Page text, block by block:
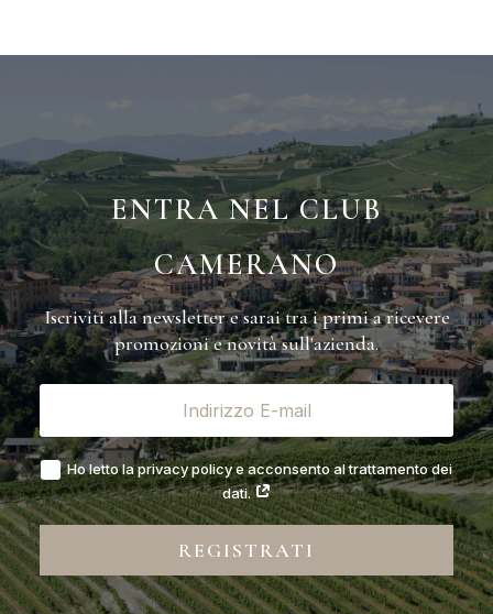
ENTRA NEL CLUB
CAMERANO
Iscriviti alla newsletter e sarai tra i primi a ricevere
promozioni e novità sull'azienda.
Ho letto la privacy policy e acconsento al trattamento dei
dati.
REGISTRATI